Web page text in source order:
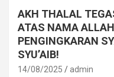
AKH THALAL
ATAS NAMA
PENGINGKARAN
SYU’AIB!
14/08/2025 admin